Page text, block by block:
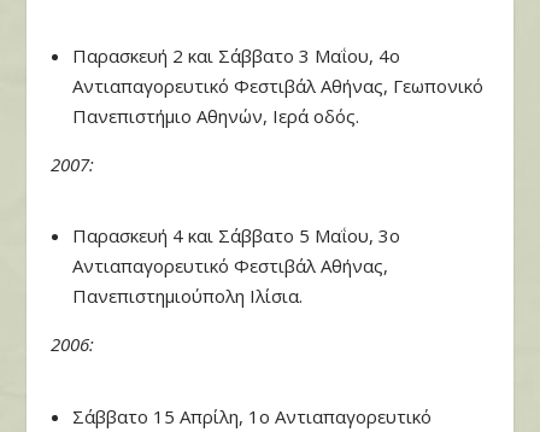
Παρασκευή 2 και Σάββατο 3 Μαΐου, 4ο
Αντιαπαγορευτικό Φεστιβάλ Αθήνας, Γεωπονικό
Πανεπιστήμιο Αθηνών, Ιερά οδός.
2007:
Παρασκευή 4 και Σάββατο 5 Μαΐου, 3ο
Αντιαπαγορευτικό Φεστιβάλ Αθήνας,
Πανεπιστημιούπολη Ιλίσια.
2006:
Σάββατο 15 Απρίλη, 1ο Αντιαπαγορευτικό